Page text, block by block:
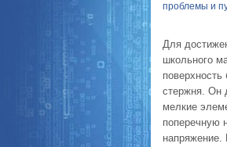
проблемы и
Для
школьного
стержня. Он
мелкие
поперечную
напряжение.